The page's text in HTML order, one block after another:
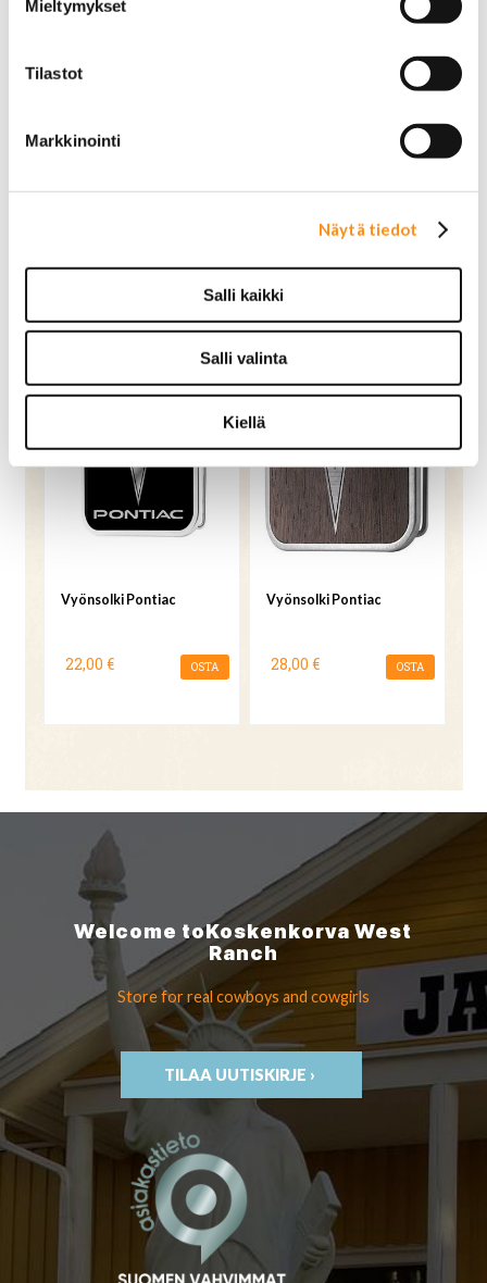
Mieltymykset
Tilastot
Markkinointi
Näytä tiedot
Salli kaikki
Salli valinta
Kiellä
Vyönsolki Pontiac
22,00 € OSTA
Vyönsolki Pontiac
28,00 € OSTA
Welcome toKoskenkorvaWest
Ranch
Store for real cowboys and cowgirls
TILAA UUTISKIRJE ›